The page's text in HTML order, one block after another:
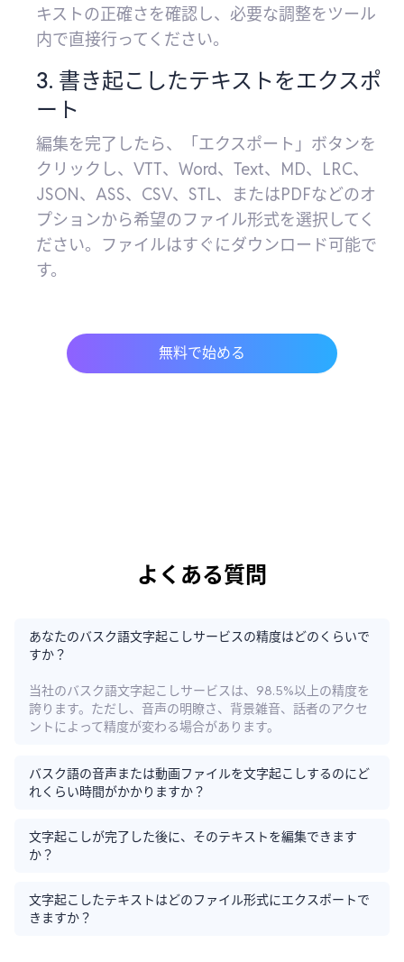
キストの正確さを確認し、必要な調整をツール
内で直接行ってください。
3. 書き起こしたテキストをエクスポ
ート
編集を完了したら、「エクスポート」ボタンを
クリックし、VTT、Word、Text、MD、LRC、
JSON、ASS、CSV、STL、またはPDFなどのオ
プションから希望のファイル形式を選択してく
ださい。ファイルはすぐにダウンロード可能で
す。
無料で始める
よくある質問
あなたのバスク語文字起こしサービスの精度はどのくらいで
すか？
当社のバスク語文字起こしサービスは、98.5%以上の精度を
誇ります。ただし、音声の明瞭さ、背景雑音、話者のアクセ
ントによって精度が変わる場合があります。
バスク語の音声または動画ファイルを文字起こしするのにど
れくらい時間がかかりますか？
文字起こしが完了した後に、そのテキストを編集できます
か？
文字起こしたテキストはどのファイル形式にエクスポートで
きますか？